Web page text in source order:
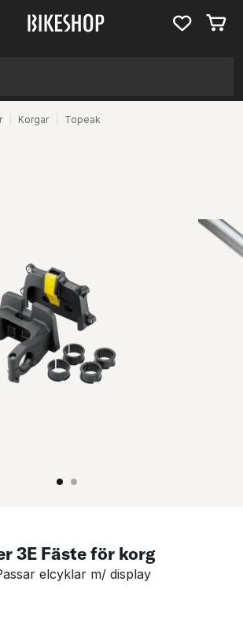
Korgar Topeak
3E Fäste för korg
elcyklar m/ display